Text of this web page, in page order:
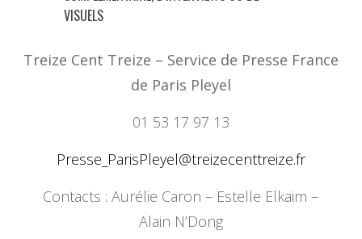
VISUELS
Treize Cent Treize – Service de Presse France
de Paris Pleyel
01 53 17 97 13
Presse_ParisPleyel@treizecenttreize.fr
Contacts : Aurélie Caron – Estelle Elkaim –
Alain N’Dong